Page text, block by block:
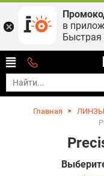
Главная ЛИНЗЫ
в
Быстрая